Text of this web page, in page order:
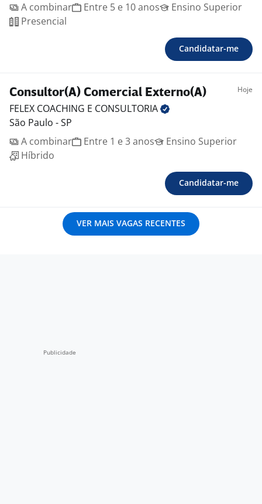
A combinar
Entre 5 e 10 anos
Ensino Superior
Presencial
Candidatar-me
Consultor(A) Comercial Externo(A) Hoje
FELEX COACHING E CONSULTORIA
São Paulo - SP
A combinar
Entre 1 e 3 anos
Ensino Superior
Híbrido
Candidatar-me
VER MAIS VAGAS RECENTES